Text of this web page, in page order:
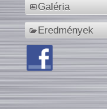
Galéria
Eredmények